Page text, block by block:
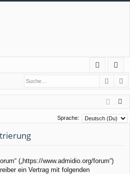
m
el
ist
rie
c
Sprache:
(„https://www.admidio.org/forum“)
ein Vertrag mit folgenden